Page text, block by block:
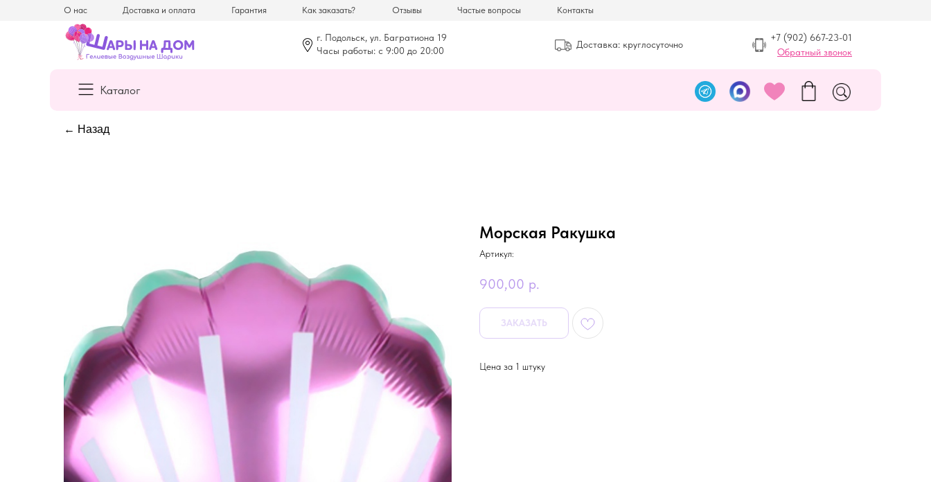
Отзывы Частые вопросы Контакты
Гарантия Как заказать?
Доставка и оплата
О нас
+7 (902) 667-23-01
Обратный звонок
г. Подольск, ул. Багратиона 19
Часы работы: с 9:00 до 20:00
Доставка: круглосуточно
Каталог
← Назад
Морская Ракушка
Артикул:
900,00 р.
ЗАКАЗАТЬ
Цена за 1 штуку